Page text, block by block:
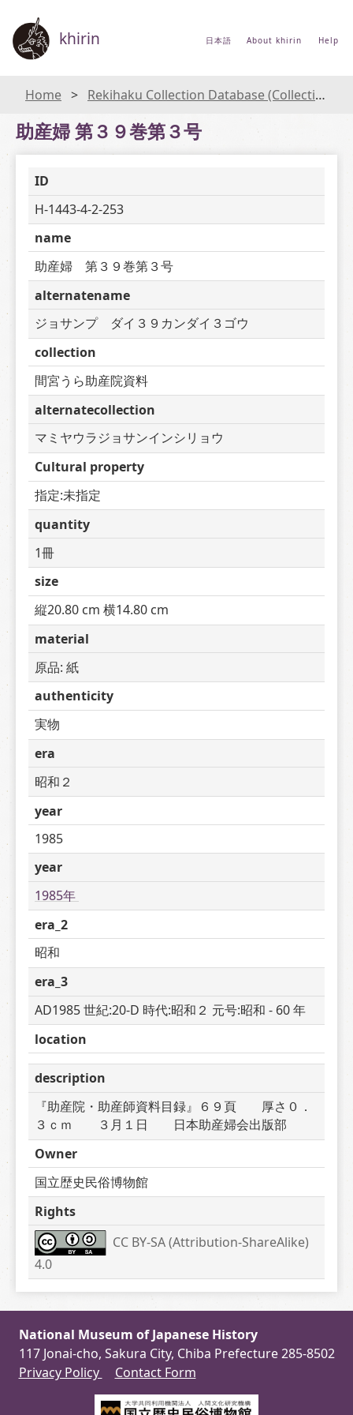
khirin 日本語 About khirin Help
Home Rekihaku Collection Database (Collections Database of the National Museum of Japanese History)
助産婦 第３９巻第３号
ID
H-1443-4-2-253
name
助産婦　第３９巻第３号
alternatename
ジョサンプ　ダイ３９カンダイ３ゴウ
collection
間宮うら助産院資料
alternatecollection
マミヤウラジョサンインシリョウ
Cultural property
指定:未指定
quantity
1冊
size
縦20.80 cm 横14.80 cm
material
原品: 紙
authenticity
実物
era
昭和２
year
1985
year
1985年
era_2
昭和
era_3
AD1985 世紀:20-D 時代:昭和２ 元号:昭和 - 60 年
location
description
『助産院・助産師資料目録』６９頁　　厚さ０．
３ｃｍ　　３月１日　　日本助産婦会出版部
Owner
国立歴史民俗博物館
Rights
CC BY-SA (Attribution-ShareAlike)
4.0
National Museum of Japanese History
117 Jonai-cho, Sakura City, Chiba Prefecture 285-8502
Privacy Policy
Contact Form